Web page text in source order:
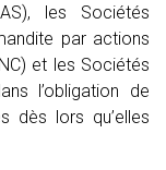
les Sociétés
par actions
et les Sociétés
l’obligation de
dès lors qu’elles